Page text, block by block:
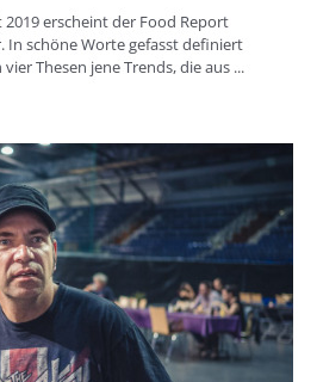
erscheint der Food Report
In schöne Worte gefasst definiert
Thesen jene Trends, die aus ...